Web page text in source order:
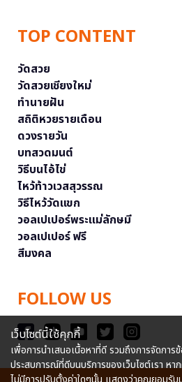
TOP CONTENT
วัดสวย
วัดสวยเชียงใหม่
ทำนายฝัน
สถิติหวยรายเดือน
ดวงรายวัน
บทสวดมนต์
วิธีบนไอ้ไข่
ไหว้ท้าวเวสสุวรรณ
วิธีไหว้วัดแขก
วอลเปเปอร์พระแม่ลักษมี
วอลเปเปอร์ ฟรี
สีมงคล
FOLLOW US
เว็บไซต์นี้ใช้คุกกี้
เพื่อการนำเสนอเนื้อหาที่ดี รวมถึงการจัดกา
ประสบการณ์ที่ดีบนบริการของเว็บไซต์เรา หา